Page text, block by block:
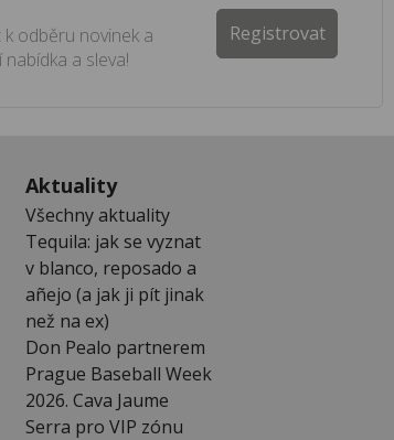
k odběru novinek a
a sleva!
Registrovat
Aktuality
Všechny aktuality
Tequila: jak se vyznat
v blanco, reposado a
añejo (a jak ji pít jinak
než na ex)
Don Pealo partnerem
Prague Baseball Week
2026. Cava Jaume
Serra pro VIP zónu